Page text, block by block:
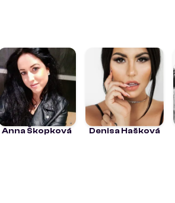
Anna Škopková Denisa Hašková